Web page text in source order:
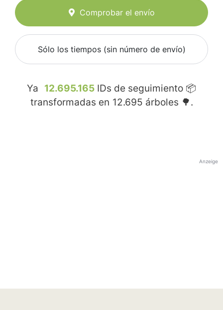
Comprobar el envío
Sólo los tiempos (sin número de envío)
Ya 12.695.165 IDs de seguimiento 📦
transformadas en 12.695 árboles 🌳.
Anzeige